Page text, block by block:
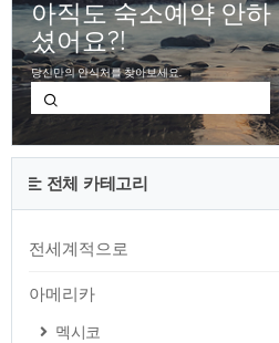
전체 카테고리
전세계적으로
아메리카
멕시코